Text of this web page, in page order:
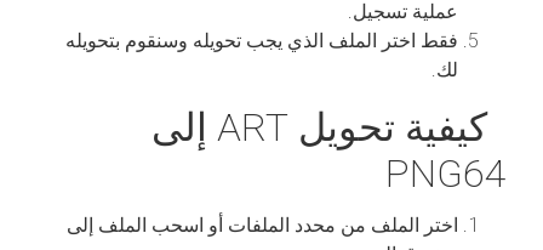
عملية تسجيل.
فقط اختر الملف الذي يجب تحويله وسنقوم بتحويله
لك.
كيفية تحويل ART إلى
PNG64
اختر الملف من محدد الملفات أو اسحب الملف إلى